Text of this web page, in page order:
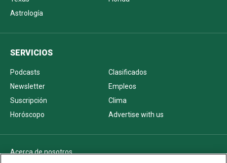
Astrología
SERVICIOS
Podcasts
Clasificados
Newsletter
Empleos
Suscripción
Clima
Horóscopo
Advertise with us
Acerca de nosotros